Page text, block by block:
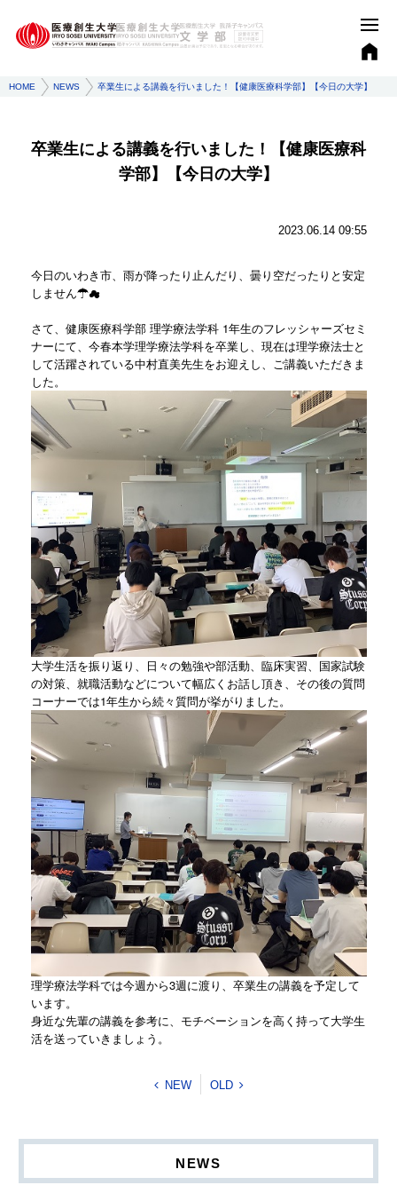
HOME NEWS 卒業生による講義を行いました！【健康医療科学部】【今日の大学】
卒業生による講義を行いました！【健康医療科
学部】【今日の大学】
2023.06.14 09:55
今日のいわき市、雨が降ったり止んだり、曇り空だったりと安定
しません☂☁
さて、健康医療科学部 理学療法学科 1年生のフレッシャーズセミ
ナーにて、今春本学理学療法学科を卒業し、現在は理学療法士と
して活躍されている中村直美先生をお迎えし、ご講義いただきま
した。
大学生活を振り返り、日々の勉強や部活動、臨床実習、国家試験
の対策、就職活動などについて幅広くお話し頂き、その後の質問
コーナーでは1年生から続々質問が挙がりました。
理学療法学科では今週から3週に渡り、卒業生の講義を予定して
います。
身近な先輩の講義を参考に、モチベーションを高く持って大学生
活を送っていきましょう。
NEW OLD
NEWS